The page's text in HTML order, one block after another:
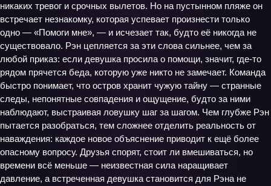
никаких тревог и срочных вылетов. Но на пустынном пляже он
встречает незнакомку, которая успевает произнести только
одно — «Помоги мне», — и исчезает так, будто её никогда не
существовало. Рэн цепляется за эти слова сильнее, чем за
любой приказ: если девушка просила о помощи, значит, где‑то
рядом прячется беда, которую уже никто не замечает. Команда
быстро понимает, что остров хранит чужую тайну — странные
следы, непонятные совпадения и ощущение, будто за ними
наблюдают, выстраивая ловушку шаг за шагом. Чем глубже Рэн
пытается разобраться, тем сложнее отделить реальность от
наваждения: каждое новое объяснение приводит к ещё более
опасному вопросу. Друзья спорят, стоит ли вмешиваться, но
времени всё меньше — неизвестная сила наращивает
давление, а встреченная девушка становится для Рэна не